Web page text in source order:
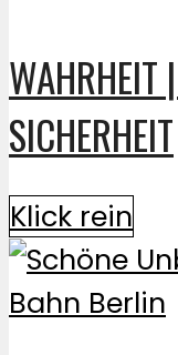
WAHRHEIT
SICHERHEIT
Klick rein